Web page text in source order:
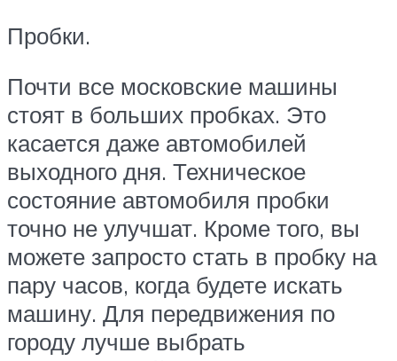
Пробки.
Почти все московские машины
стоят в больших пробках. Это
касается даже автомобилей
выходного дня. Техническое
состояние автомобиля пробки
точно не улучшат. Кроме того, вы
можете запросто стать в пробку на
пару часов, когда будете искать
машину. Для передвижения по
городу лучше выбрать